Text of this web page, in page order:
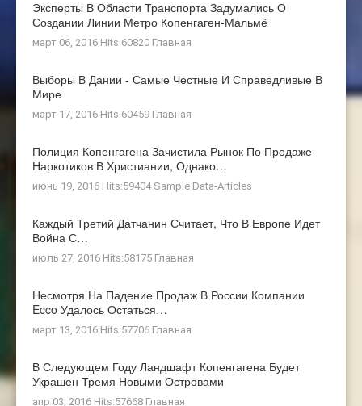
Эксперты В Области Транспорта Задумались О
Создании Линии Метро Копенгаген-Мальмё
март 06, 2016 Hits:60820 Главная
Выборы В Дании - Самые Честные И Справедливые В
Мире
март 17, 2016 Hits:60459 Главная
Полиция Копенгагена Зачистила Рынок По Продаже
Наркотиков В Христиании, Однако…
июнь 19, 2016 Hits:59404 Sample Data-Articles
Каждый Третий Датчанин Считает, Что В Европе Идет
Война С…
июль 27, 2016 Hits:58175 Главная
Несмотря На Падение Продаж В России Компании
Ecco Удалось Остаться…
март 13, 2016 Hits:57706 Главная
В Следующем Году Ландшафт Копенгагена Будет
Украшен Тремя Новыми Островами
апр 03, 2016 Hits:57668 Главная